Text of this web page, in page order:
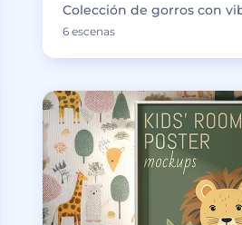
Colección de gorros con
6 escenas